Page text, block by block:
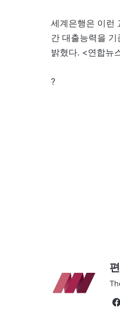
세계은행은 이런
간 대출능력을
밝혔다. <연합뉴
?